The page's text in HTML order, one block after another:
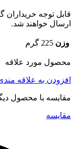
ارسال خواهند شد.
وزن 225 گرم
محصول مورد علاقه
افزودن به علاقه
مقایسه با محصول
مقایسه